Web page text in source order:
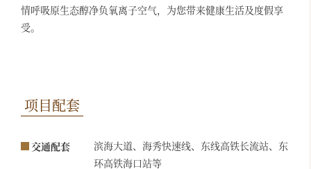
情呼吸原生态醇净负氧离子空气，为您带来健康生活及度假享
受。
项目配套
交通配套
滨海大道、海秀快速线、东线高铁长流站、东
环高铁海口站等